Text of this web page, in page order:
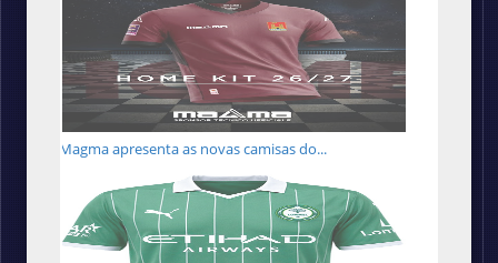
Magma apresenta as novas camisas do...